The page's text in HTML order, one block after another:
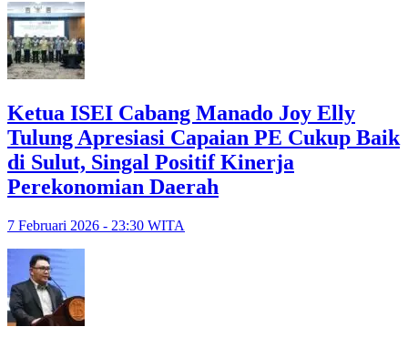
Ketua ISEI Cabang Manado Joy Elly
Tulung Apresiasi Capaian PE Cukup Baik
di Sulut, Singal Positif Kinerja
Perekonomian Daerah
7 Februari 2026 - 23:30 WITA